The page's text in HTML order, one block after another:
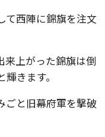
て西陣に錦旗を注文
来上がった錦旗は倒
きます。
ごと旧幕府軍を撃破